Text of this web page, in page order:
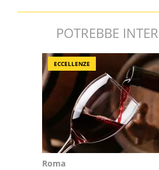
POTREBBE
ECCELLENZE
Roma